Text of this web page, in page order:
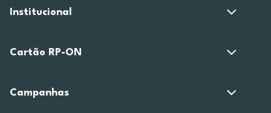
Institucional
Cartão RP-ON
Campanhas